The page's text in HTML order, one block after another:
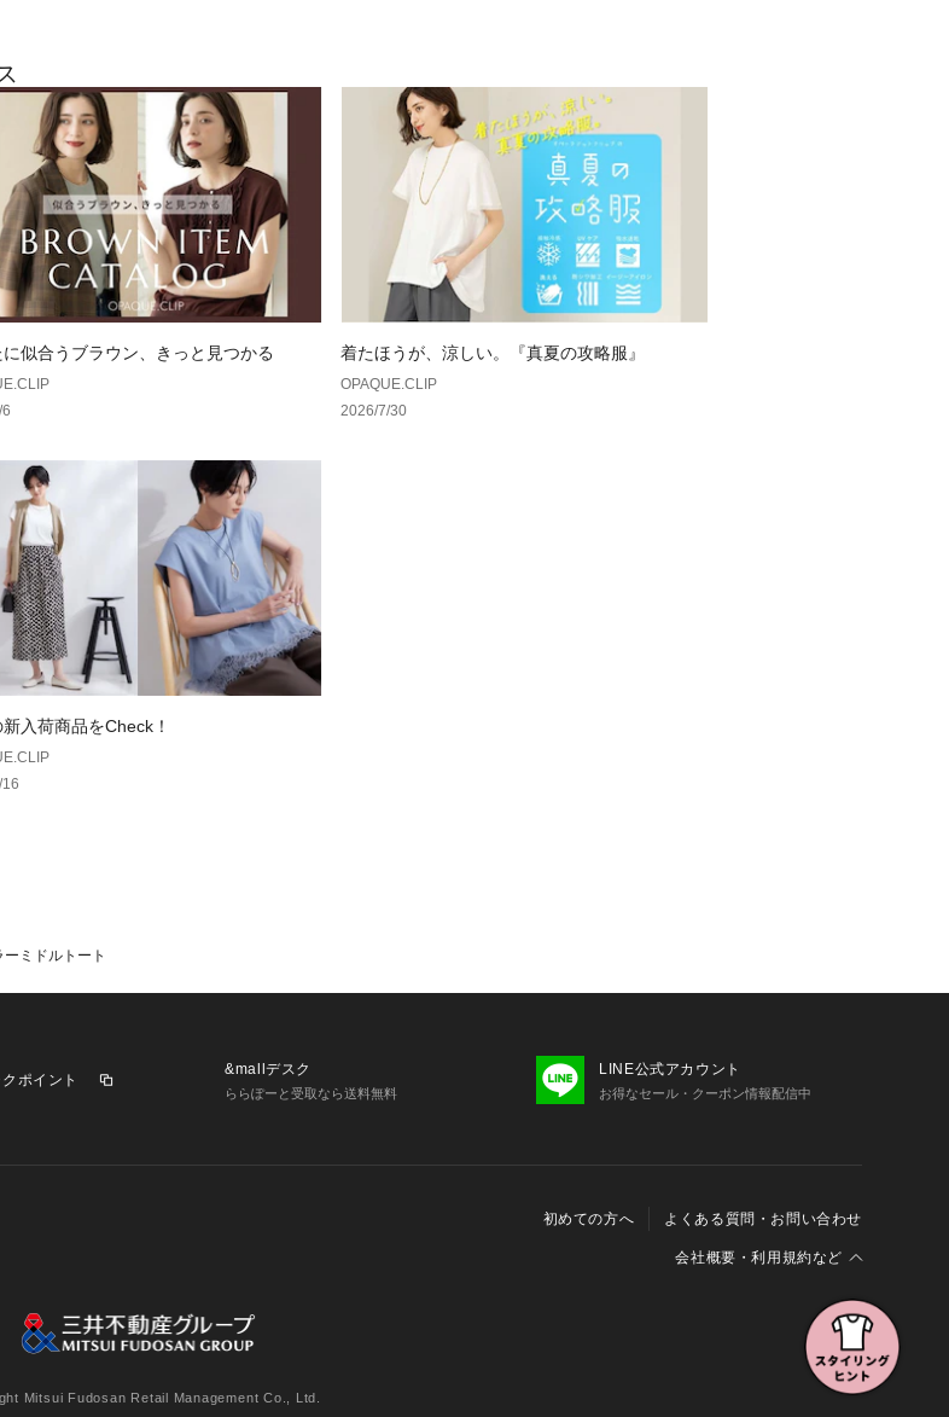
らず安心です。
取り外し可能なショルダーストラップ付きで、2WAYで
使えるのが嬉しいポイントです。
ショルダー部分は長さ調整が可能。肩に掛けた際にゴロ
つかず、フィットして持てるすっきりとしたデザインに
仕上げました。
■2WAY
■ポケットあり
■多ポケット
■肩掛け可能
合があります。また、パソコン・スマートフォンなどの
ざいます。
似合うブラウン、きっと見つかる 着たほうが、涼しい。『真夏の攻略服』
OPAQUE.CLIP
2026/7/30
入荷商品をCheck！
ーミドルトート
ポイント
&mallデスク
ららぽーと受取なら送料無料
LINE公式アカウント
お得なセール・クーポン情報配信中
初めての方へ よくある質問・お問い合わせ
会社概要・利用規約など
特定商取引に関する法律に基づく表示
方針 個人情報の取り扱いについて
Cookieおよびアクセスログについて
三井不動産グループ ソーシャルメディアガイドライン
Mitsui Fudosan Retail Management Co., Ltd.